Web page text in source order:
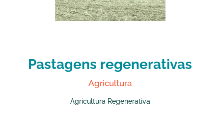
Pastagens regenerativas
Agricultura
Agricultura Regenerativa